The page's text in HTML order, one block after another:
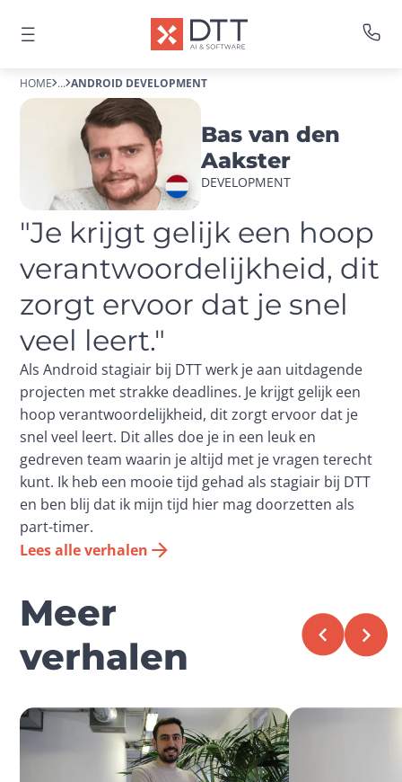
HOME ... ANDROID DEVELOPMENT
Bas van den
Aakster
DEVELOPMENT
"Je krijgt gelijk een hoop
verantwoordelijkheid, dit
zorgt ervoor dat je snel
veel leert."
Als Android stagiair bij DTT werk je aan uitdagende
projecten met strakke deadlines. Je krijgt gelijk een
hoop verantwoordelijkheid, dit zorgt ervoor dat je
snel veel leert. Dit alles doe je in een leuk en
gedreven team waarin je altijd met je vragen terecht
kunt. Ik heb een mooie tijd gehad als stagiair bij DTT
en ben blij dat ik mijn tijd hier mag doorzetten als
part-timer.
Lees alle verhalen
Meer
verhalen